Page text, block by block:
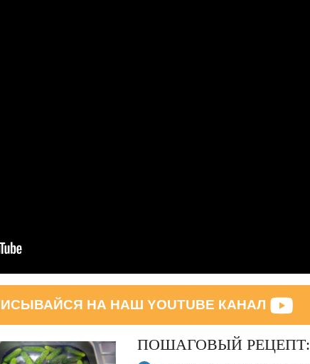
НА НАШ YOUTUBE КАНАЛ
ПОШАГОВЫЙ РЕЦЕПТ: